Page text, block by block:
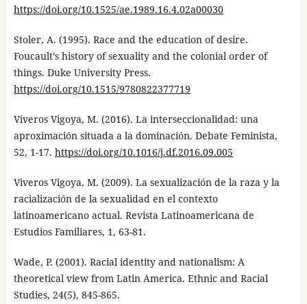
https://doi.org/10.1525/ae.1989.16.4.02a00030
Stoler, A. (1995). Race and the education of desire.
Foucault’s history of sexuality and the colonial order of
things. Duke University Press.
https://doi.org/10.1515/9780822377719
Viveros Vigoya, M. (2016). La interseccionalidad: una
aproximación situada a la dominación. Debate Feminista,
52, 1-17. https://doi.org/10.1016/j.df.2016.09.005
Viveros Vigoya, M. (2009). La sexualización de la raza y la
racialización de la sexualidad en el contexto
latinoamericano actual. Revista Latinoamericana de
Estudios Familiares, 1, 63-81.
Wade, P. (2001). Racial identity and nationalism: A
theoretical view from Latin America. Ethnic and Racial
Studies, 24(5), 845-865.